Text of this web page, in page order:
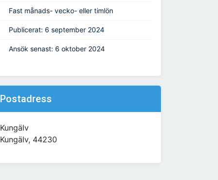
Fast månads- vecko- eller timlön
Publicerat: 6 september 2024
Ansök senast: 6 oktober 2024
Postadress
Kungälv
Kungälv, 44230